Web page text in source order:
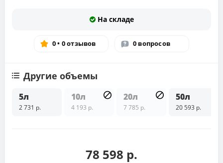
На складе
0 • 0 отзывов 0 вопросов
Другие объемы
5л
2 731 р.
10л
4 193 р.
20л
7 785 р.
50л
20 593 р.
78 598 р.